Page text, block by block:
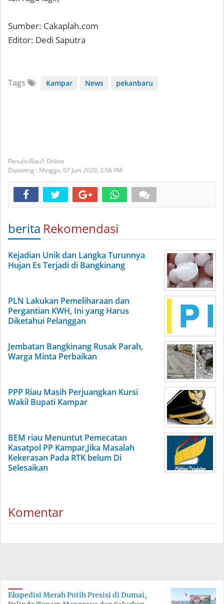
Sumber: Cakaplah.com
Editor: Dedi Saputra
Tags Kampar News pekanbaru
Riau1 Online
Diposting : Minggu, 07 Juni 2020, 2:56 PM
berita Rekomendasi
Kejadian Unik dan Langka Turunnya
Hujan Es Terjadi di Bangkinang
PLN Lakukan Pemeliharaan dan
Pergantian KWH, Ini yang Harus
Diketahui Pelanggan
Jembatan Bangkinang Rusak Parah,
Warga Minta Perbaikan
PPP Riau Masih Perjuangkan Kursi
Wakil Bupati Kampar
BEM riau Menuntut Pemecatan
Kasatpol PP Kampar,Jika Masalah
Kekerasan Pada RTK belum Di
Selesaikan
Komentar
Ekspedisi Merah Putih Presisi di Dumai,